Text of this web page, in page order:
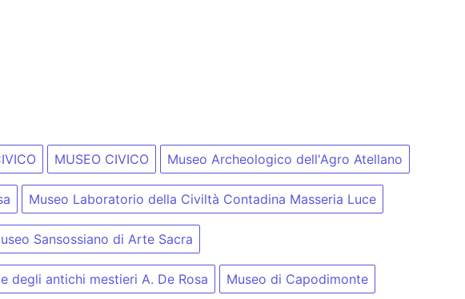
MUSEO CIVICO Museo Archeologico dell'Agro Atellano
Museo Laboratorio della Civiltà Contadina Masseria Luce
Sansossiano di Arte Sacra
degli antichi mestieri A. De Rosa Museo di Capodimonte